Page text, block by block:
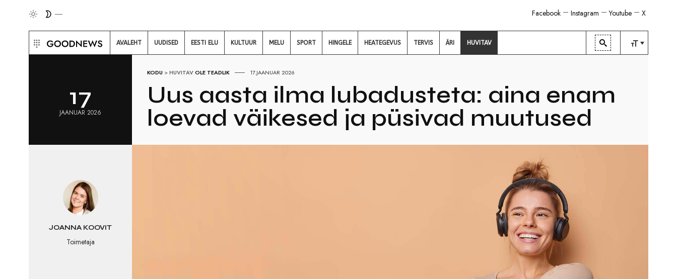
X
Youtube
Instagram
Facebook
AVALEHT UUDISED EESTI ELU KULTUUR MELU SPORT HINGELE HEATEGEVUS TERVIS ÄRI HUVITAV
17
JAANUAR 2026
KODU >HUVITAVOLE TEADLIK 17.JAANUAR 2026
Uus aasta ilma lubadusteta: aina enam
loevad väikesed ja püsivad muutused
JOANNA KOOVIT
Toimetaja